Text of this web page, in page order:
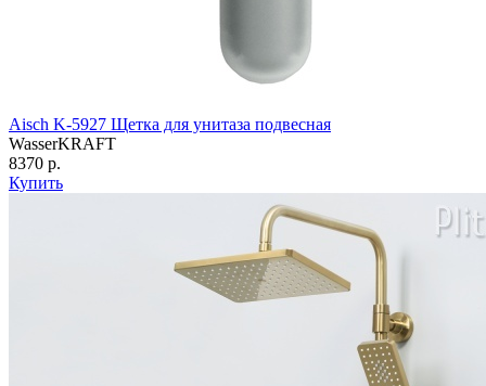
Aisch K-5927 Щетка для унитаза подвесная
WasserKRAFT
8370 р.
Купить